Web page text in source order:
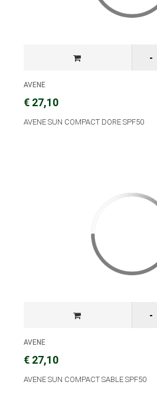
AVENE
€ 27,10
AVENE SUN COMPACT DORE SPF50
AVENE
€ 27,10
AVENE SUN COMPACT SABLE SPF50